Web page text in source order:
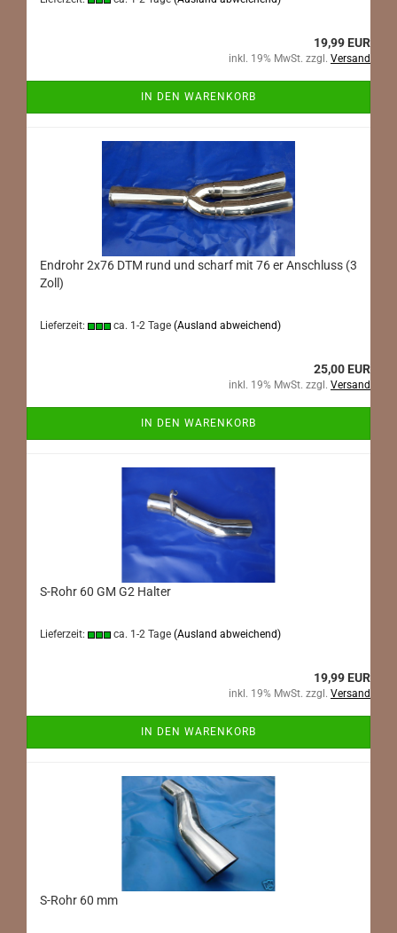
19,99 EUR
inkl. 19% MwSt. zzgl. Versand
IN DEN WARENKORB
Endrohr 2x76 DTM rund und scharf mit 76 er Anschluss (3
Zoll)
Lieferzeit: ca. 1-2 Tage (Ausland abweichend)
25,00 EUR
inkl. 19% MwSt. zzgl. Versand
IN DEN WARENKORB
S-Rohr 60 GM G2 Halter
Lieferzeit: ca. 1-2 Tage (Ausland abweichend)
19,99 EUR
inkl. 19% MwSt. zzgl. Versand
IN DEN WARENKORB
S-Rohr 60 mm